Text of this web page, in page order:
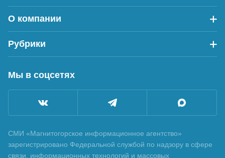
О компании
Рубрики
Мы в соцсетях
СМИ «Магнитогорское информационное агентство»
зарегистрировано Федеральной службой по надзору в сфере
связи, информационных технологий и массовых